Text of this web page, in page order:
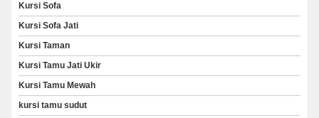
Kursi Sofa
Kursi Sofa Jati
Kursi Taman
Kursi Tamu Jati Ukir
Kursi Tamu Mewah
kursi tamu sudut